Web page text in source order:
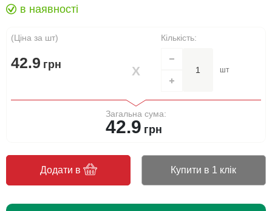
в наявності
(Ціна за шт)
42.9 грн
Кількість:
шт
Загальна сума:
42.9 грн
Додати в Купити в 1 клік